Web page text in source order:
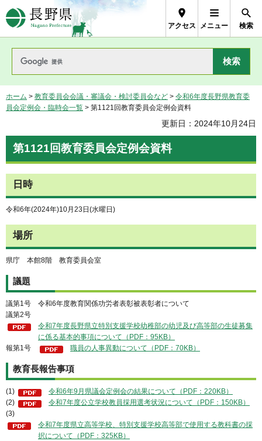
長野県Nagano Prefecture
アクセス メニュー 検索
ホーム > 教育委員会会議・審議会・検討委員会など > 令和6年度長野県教育委
員会定例会・臨時会一覧 > 第1121回教育委員会定例会資料
更新日：2024年10月24日
第1121回教育委員会定例会資料
日時
令和6年(2024年)10月23日(水曜日)
場所
県庁 本館8階 教育委員会室
議題
議第1号 令和6年度教育関係功労者表彰被表彰者について
議第2号
令和7年度長野県立特別支援学校幼稚部の幼児及び高等部の生徒募集
に係る基本的事項について（PDF：95KB）
報第1号
職員の人事異動について（PDF：70KB）
教育長報告事項
(1)
令和6年9月県議会定例会の結果について（PDF：220KB）
(2)
令和7年度公立学校教員採用選考状況について（PDF：150KB）
(3)
令和7年度県立高等学校、特別支援学校高等部で使用する教科書の採
択について（PDF：325KB）